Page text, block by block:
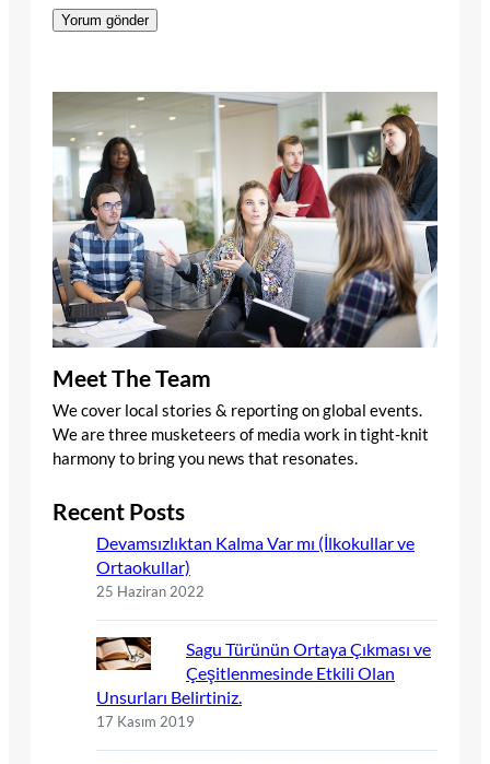
Meet The Team
We cover local stories & reporting on global events.
We are three musketeers of media work in tight-knit
harmony to bring you news that resonates.
Recent Posts
Devamsızlıktan Kalma Var mı (İlkokullar ve
Ortaokullar)
25 Haziran 2022
Sagu Türünün Ortaya Çıkması ve
Çeşitlenmesinde Etkili Olan
Unsurları Belirtiniz.
17 Kasım 2019